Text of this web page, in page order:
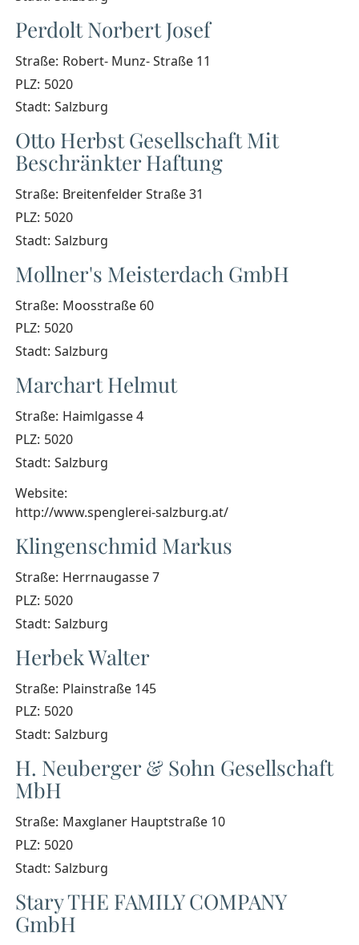
Perdolt Norbert Josef
Straße: Robert- Munz- Straße 11
PLZ: 5020
Stadt: Salzburg
Otto Herbst Gesellschaft Mit
Beschränkter Haftung
Straße: Breitenfelder Straße 31
PLZ: 5020
Stadt: Salzburg
Mollner's Meisterdach GmbH
Straße: Moosstraße 60
PLZ: 5020
Stadt: Salzburg
Marchart Helmut
Straße: Haimlgasse 4
PLZ: 5020
Stadt: Salzburg
Website:
http://www.spenglerei-salzburg.at/
Klingenschmid Markus
Straße: Herrnaugasse 7
PLZ: 5020
Stadt: Salzburg
Herbek Walter
Straße: Plainstraße 145
PLZ: 5020
Stadt: Salzburg
H. Neuberger & Sohn Gesellschaft
MbH
Straße: Maxglaner Hauptstraße 10
PLZ: 5020
Stadt: Salzburg
Stary THE FAMILY COMPANY
GmbH